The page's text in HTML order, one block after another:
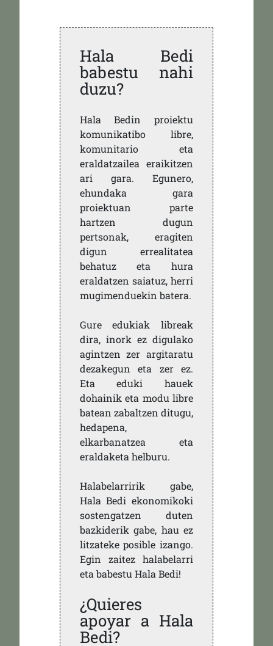
Hala Bedi
babestu nahi
duzu?
Hala Bedin proiektu
komunikatibo libre,
komunitario eta
eraldatzailea eraikitzen
ari gara. Egunero,
ehundaka gara
proiektuan parte
hartzen dugun
pertsonak, eragiten
digun errealitatea
behatuz eta hura
eraldatzen saiatuz, herri
mugimenduekin batera.
Gure edukiak libreak
dira, inork ez digulako
agintzen zer argitaratu
dezakegun eta zer ez.
Eta eduki hauek
dohainik eta modu libre
batean zabaltzen ditugu,
hedapena,
elkarbanatzea eta
eraldaketa helburu.
Halabelarririk gabe,
Hala Bedi ekonomikoki
sostengatzen duten
bazkiderik gabe, hau ez
litzateke posible izango.
Egin zaitez halabelarri
eta babestu Hala Bedi!
¿Quieres
apoyar a Hala
Bedi?